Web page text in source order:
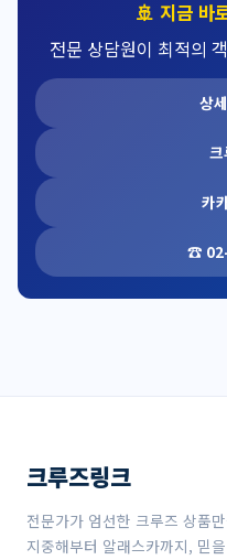
🚢 지금 바
전문 상담원이 최적의
상
카
☎
크루즈링크
전문가가 엄선한 크루즈 상품
지중해부터 알래스카까지, 믿